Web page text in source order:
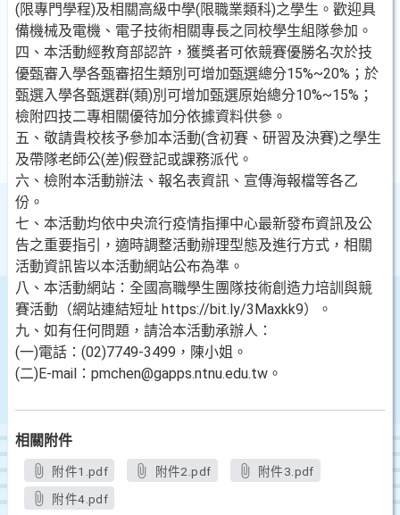
(限專門學程)及相關高級中學(限職業類科)之學生。歡迎具
備機械及電機、電子技術相關專長之同校學生組隊參加。
四、本活動經教育部認許，獲獎者可依競賽優勝名次於技
優甄審入學各甄審招生類別可增加甄選總分15%~20%；於
甄選入學各甄選群(類)別可增加甄選原始總分10%~15%；
檢附四技二專相關優待加分依據資料供參。
五、敬請貴校核予參加本活動(含初賽、研習及決賽)之學生
及帶隊老師公(差)假登記或課務派代。
六、檢附本活動辦法、報名表資訊、宣傳海報檔等各乙
份。
七、本活動均依中央流行疫情指揮中心最新發布資訊及公
告之重要指引，適時調整活動辦理型態及進行方式，相關
活動資訊皆以本活動網站公布為準。
八、本活動網站：全國高職學生團隊技術創造力培訓與競
賽活動（網站連結短址 https://bit.ly/3Maxkk9）。
九、如有任何問題，請洽本活動承辦人：
(一)電話：(02)7749-3499，陳小姐。
(二)E-mail：pmchen@gapps.ntnu.edu.tw。
相關附件
附件1.pdf 附件2.pdf
附件3.pdf
附件4.pdf